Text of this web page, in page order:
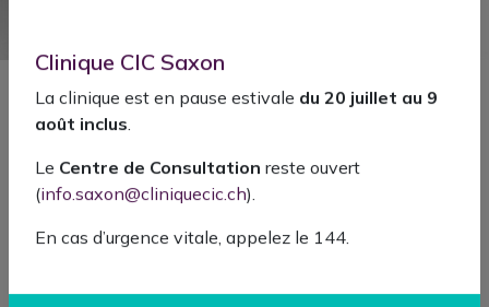
Porteur d'un héritage familial de
médecins de père en fils depuis trois
générations, et ayant été témoin des
miracles de la chirurgie au sein même
Clinique CIC Saxon
La clinique est en pause estivale du 20 juillet au 9
août inclus .
LeCentre de Consultation reste ouvert
(info.saxon@cliniquecic.ch).
En cas d’urgence vitale, appelez le 144.